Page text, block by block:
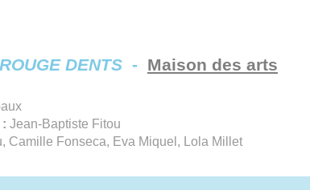
ROUGE DENTS- Maison des arts
Jean-Baptiste Fitou
Camille Fonseca, Eva Miquel, Lola Millet